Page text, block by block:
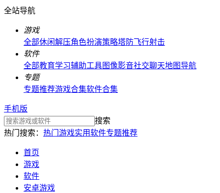
全站导航
游戏
全部休闲解压角色扮演策略塔防飞行射击
软件
全部教育学习辅助工具图像影音社交聊天地图导航
专题
专题推荐游戏合集软件合集
手机版
搜索
热门搜索： 热门游戏实用软件专题推荐
首页
游戏
软件
安卓游戏